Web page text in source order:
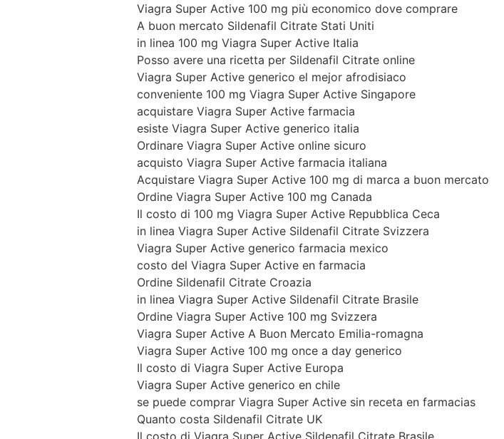
Viagra Super Active 100 mg più economico dove comprare
A buon mercato Sildenafil Citrate Stati Uniti
in linea 100 mg Viagra Super Active Italia
Posso avere una ricetta per Sildenafil Citrate online
Viagra Super Active generico el mejor afrodisiaco
conveniente 100 mg Viagra Super Active Singapore
acquistare Viagra Super Active farmacia
esiste Viagra Super Active generico italia
Ordinare Viagra Super Active online sicuro
acquisto Viagra Super Active farmacia italiana
Acquistare Viagra Super Active 100 mg di marca a buon mercato
Ordine Viagra Super Active 100 mg Canada
Il costo di 100 mg Viagra Super Active Repubblica Ceca
in linea Viagra Super Active Sildenafil Citrate Svizzera
Viagra Super Active generico farmacia mexico
costo del Viagra Super Active en farmacia
Ordine Sildenafil Citrate Croazia
in linea Viagra Super Active Sildenafil Citrate Brasile
Ordine Viagra Super Active 100 mg Svizzera
Viagra Super Active A Buon Mercato Emilia-romagna
Viagra Super Active 100 mg once a day generico
Il costo di Viagra Super Active Europa
Viagra Super Active generico en chile
se puede comprar Viagra Super Active sin receta en farmacias
Quanto costa Sildenafil Citrate UK